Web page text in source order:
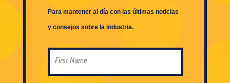
Para mantener al día con las últimas noticias
y consejos sobre la industria.